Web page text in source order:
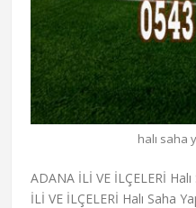
halı saha
ADANA İLİ VE İLÇELERİ Halı Saha Yapan firmalar ,ADANA İLİ VE İLÇELERİ Halı Saha Yapan firmalar ,* Aladağ İlçesi Halı Saha Yapan firmalar ,* Ceyhan İlçesi Halı Saha Yapan firmalar ,* Çukurova İlçesi Halı Saha Yapan firmalar ,* Feke İlçesi Halı Saha Yapan firmalar ,* İmamoğlu İlçesi Halı Saha Yapan firmalar ,* Karaisalı İlçesi Halı Saha Yapan firmalar ,* Karataş İlçesi Halı Saha Yapan firmalar ,* Kozan İlçesi Halı Saha Yapan firmalar ,* Pozantı İlçesi Halı Saha Yapan firmalar ,* Saimbeyli İlçesi Halı Saha Yapan firmalar ,* Sarıçam İlçesi Halı Saha Yapan firmalar ,* Seyhan İlçesi Halı Saha Yapan firmalar ,* Tufanbeyli İlçesi Halı Saha Yapan firmalar ,* Yumurtalık İlçesi Halı Saha Yapan firmalar ,* Yüreğir İlçesi Halı Saha Yapan firmalar ,Sponsor Bağlantılar Halı Saha Yapan firmalar ,ADIYAMAN İLİ VE İLÇELERİ Halı Saha Yapan firmalar ,* Besni İlçesi Halı Saha Yapan firmalar ,* Çelikhan İlçesi Halı Saha Yapan firmalar ,* Gerger İlçesi Halı Saha Yapan firmalar ,* Gölbaşı İlçesi Halı Saha Yapan firmalar ,* Kahta İlçesi Halı Saha Yapan firmalar ,* Samsat İlçesi Halı Saha Yapan firmalar ,* Sincik İlçesi Halı Saha Yapan firmalar ,* Tut İlçesi Halı Saha Yapan firmalar ,AFYONKARAHİSAR İLİ VE İLÇELERİ Halı Saha Yapan firmalar ,* Basmakçı İlçesi Halı Saha Yapan firmalar ,* Bayat İlçesi Halı Saha Yapan firmalar ,* Bolvadin İlçesi Halı Saha Yapan firmalar ,* Çay İlçesi Halı Saha Yapan firmalar ,* Çobanlar İlçesi Halı Saha Yapan firmalar ,* Dazkırı İlçesi Halı Saha Yapan firmalar ,* Dinar İlçesi Halı Saha Yapan firmalar ,* Emirdağ İlçesi Halı Saha Yapan firmalar ,* Evciler İlçesi Halı Saha Yapan firmalar ,* Hocalar İlçesi Halı Saha Yapan firmalar ,* İhsaniye İlçesi Halı Saha Yapan firmalar ,* İscehisar İlçesi Halı Saha Yapan firmalar ,* Kızılören İlçesi Halı Saha Yapan firmalar ,* Sandıklı İlçesi Halı Saha Yapan firmalar ,* Sinanpaşa İlçesi Halı Saha Yapan firmalar ,* Sultandağı İlçesi Halı Saha Yapan firmalar ,* Şuhut İlçesi Halı Saha Yapan firmalar ,AĞRI İLİ VE İLÇELERİ Halı Saha Yapan firmalar ,* Diyadin İlçesi Halı Saha Yapan firmalar ,* Doğubeyazıt İlçesi Halı Saha Yapan firmalar ,* Eleşkirt İlçesi Halı Saha Yapan firmalar ,* Hamur İlçesi Halı Saha Yapan firmalar ,* Patnos İlçesi Halı Saha Yapan firmalar ,* Taşlıçay İlçesi Halı Saha Yapan firmalar ,* Tutak İlçesi Halı Saha Yapan firmalar ,AKSARAY İLİ VE İLÇELERİ Halı Saha Yapan firmalar ,* Ağaçören İlçesi Halı Saha Yapan firmalar ,* Eskil İlçesi Halı Saha Yapan firmalar ,* Gülağaç İlçesi Halı Saha Yapan firmalar ,* Güzelyurt İlçesi Halı Saha Yapan firmalar ,* Ortaköy İlçesi Halı Saha Yapan firmalar ,* Sarıyahşi İlçesi Halı Saha Yapan firmalar ,AMASYA İLİ VE İLÇELERİ Halı Saha Yapan firmalar ,* Göynücek İlçesi Halı Saha Yapan firmalar ,* Gümüşhacıköy İlçesi Halı Saha Yapan firmalar ,* Hamamözü İlçesi Halı Saha Yapan firmalar ,* Merzifon İlçesi Halı Saha Yapan firmalar ,* Suluova İlçesi Halı Saha Yapan firmalar ,* Taşova İlçesi Halı Saha Yapan firmalar ,ANKARA İLİ VE İLÇELERİ Halı Saha Yapan firmalar ,* Akyurt İlçesi Halı Saha Yapan firmalar ,* Altındağ İlçesi Halı Saha Yapan firmalar ,* Ayaş İlçesi Halı Saha Yapan firmalar ,* Bala İlçesi Halı Saha Yapan firmalar ,* Beypazarı İlçesi Halı Saha Yapan firmalar ,* Çamlıdere İlçesi Halı Saha Yapan firmalar ,* Çankaya İlçesi Halı Saha Yapan firmalar ,* Çubuk İlçesi Halı Saha Yapan firmalar ,* Elmadağ İlçesi Halı Saha Yapan firmalar ,* Etimesgut İlçesi Halı Saha Yapan firmalar ,* Evren İlçesi Halı Saha Yapan firmalar ,* Gölbaşı İlçesi Halı Saha Yapan firmalar ,* Güdül İlçesi Halı Saha Yapan firmalar ,* Haymana İlçesi Halı Saha Yapan firmalar ,* Kalecik İlçesi Halı Saha Yapan firmalar ,* Kazan İlçesi Halı Saha Yapan firmalar ,* Keçiören İlçesi Halı Saha Yapan firmalar ,* Kızılcahamam İlçesi Halı Saha Yapan firmalar ,* Mamak İlçesi Halı Saha Yapan firmalar ,* Nallıhan İlçesi Halı Saha Yapan firmalar ,* Polatlı İlçesi Halı Saha Yapan firmalar ,* Pursaklar İlçesi Halı Saha Yapan firmalar ,* Sincan İlçesi Halı Saha Yapan firmalar ,* Şereflikoçhisar İlçesi Halı Saha Yapan firmalar ,* Yenimahalle İlçesi Halı Saha Yapan firmalar ,ANTAKYA İLİ VE İLÇELERİ Halı Saha Yapan firmalar ,* Altınözü İlçesi Halı Saha Yapan firmalar ,* Belen İlçesi Halı Saha Yapan firmalar ,* Dörtyol İlçesi Halı Saha Yapan firmalar ,* Erzin İlçesi Halı Saha Yapan firmalar ,* Hassa İlçesi Halı Saha Yapan firmalar ,* İskenderun İlçesi Halı Saha Yapan firmalar ,* Kırıkhan İlçesi Halı Saha Yapan firmalar ,* Kumlu İlçesi Halı Saha Yapan firmalar ,* Reyhanlı İlçesi Halı Saha Yapan firmalar ,* Samandağ İlçesi Halı Saha Yapan firmalar ,* Yayladağ İlçesi Halı Saha Yapan firmalar ,ANTALYA İLİ VE İLÇELERİ Halı Saha Yapan firmalar ,* Akseki İlçesi Halı Saha Yapan firmalar ,* Aksu İlçesi Halı Saha Yapan firmalar ,* Alanya İlçesi Halı Saha Yapan